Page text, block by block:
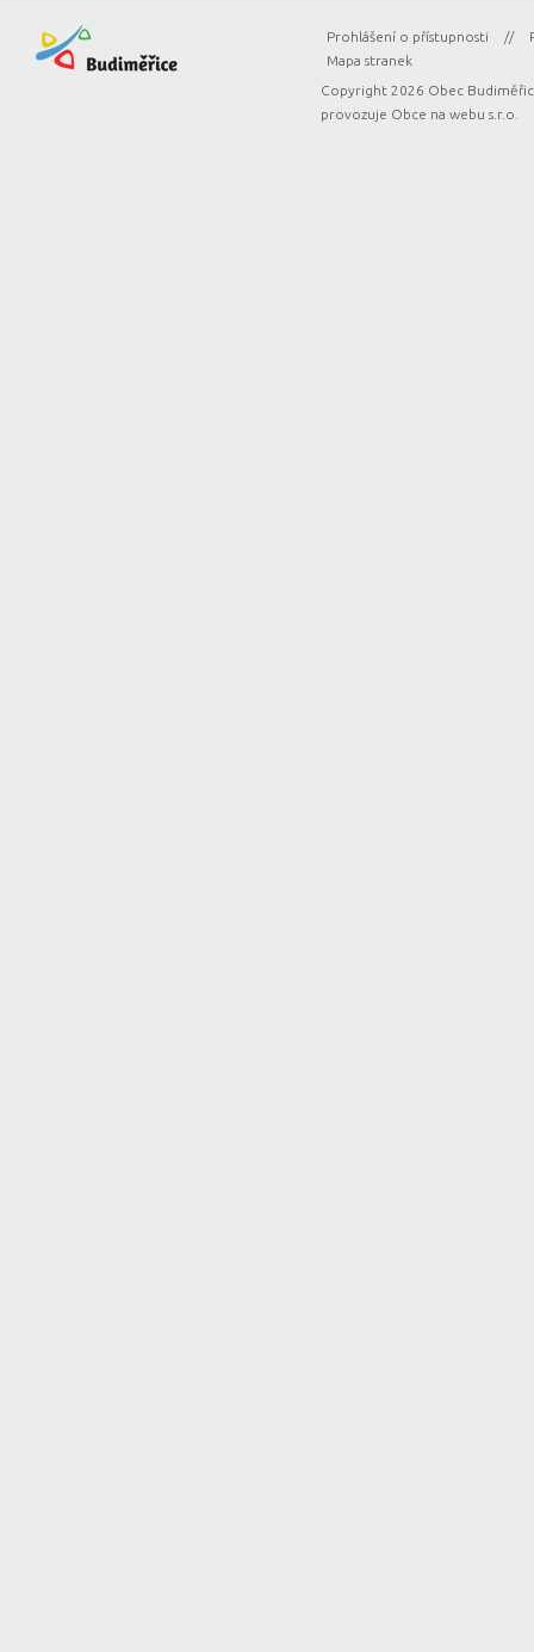
Prohlášení o přístupnosti //
Mapa stranek
Copyright 2026 Obec
provozuje Obce na webu s.r.o.